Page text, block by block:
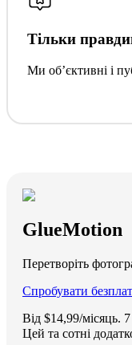
Тільки
Ми обʼєктивні і
GlueMotion
Перетворіть
Спробувати
Від $14,99/місяць.
Цей та сотні